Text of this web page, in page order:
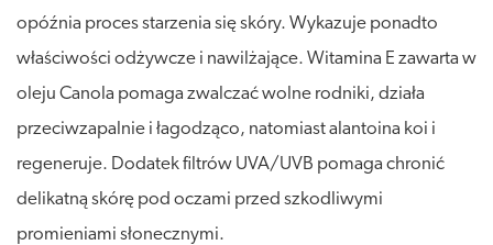
opóźnia proces starzenia się skóry. Wykazuje ponadto
właściwości odżywcze i nawilżające. Witamina E zawarta w
oleju Canola pomaga zwalczać wolne rodniki, działa
przeciwzapalnie i łagodząco, natomiast alantoina koi i
regeneruje. Dodatek filtrów UVA/UVB pomaga chronić
delikatną skórę pod oczami przed szkodliwymi
promieniami słonecznymi.